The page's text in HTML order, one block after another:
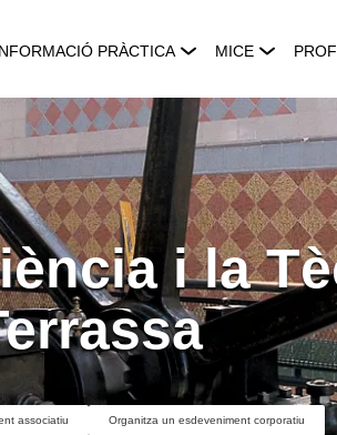
PRÀCTICA MICE
i la
associatiu Organitza un esdeveniment corporatiu